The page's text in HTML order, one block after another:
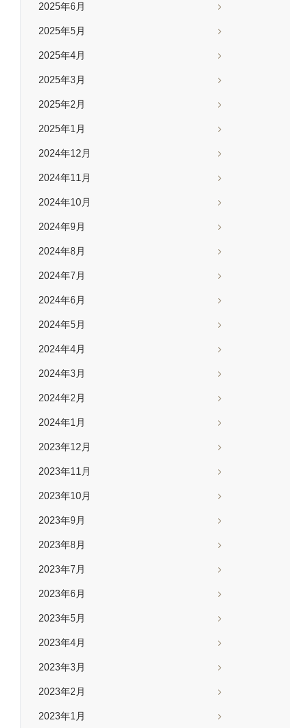
2025年6月
2025年5月
2025年4月
2025年3月
2025年2月
2025年1月
2024年12月
2024年11月
2024年10月
2024年9月
2024年8月
2024年7月
2024年6月
2024年5月
2024年4月
2024年3月
2024年2月
2024年1月
2023年12月
2023年11月
2023年10月
2023年9月
2023年8月
2023年7月
2023年6月
2023年5月
2023年4月
2023年3月
2023年2月
2023年1月